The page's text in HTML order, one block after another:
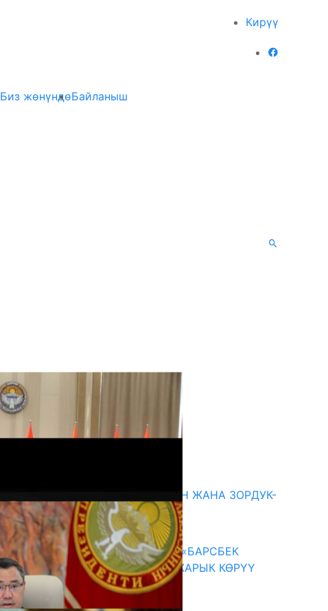
Кирүү
Биз жөнүндөБайланыш
ГЕНДЕРДИК БАСМЫРЛООДОН ЖАНА ЗОРДУК-
ЗОМБУЛУКТАН КОРГОО
07.08.2026
КЫРГЫЗ ТАРЫХЫ ТАСМАДА: «БАРСБЕК
КАГАН» КӨРКӨМ ТАСМАСЫ ЖАРЫК КӨРҮҮ
АЛДЫНДА
07.08.2026